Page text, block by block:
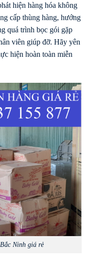
hiện hàng hóa không
cấp thùng hàng, hướng
quá trình bọc gói gặp
viên giúp đỡ. Hãy yên
hiện hoàn toàn miễn
Ninh giá rẻ